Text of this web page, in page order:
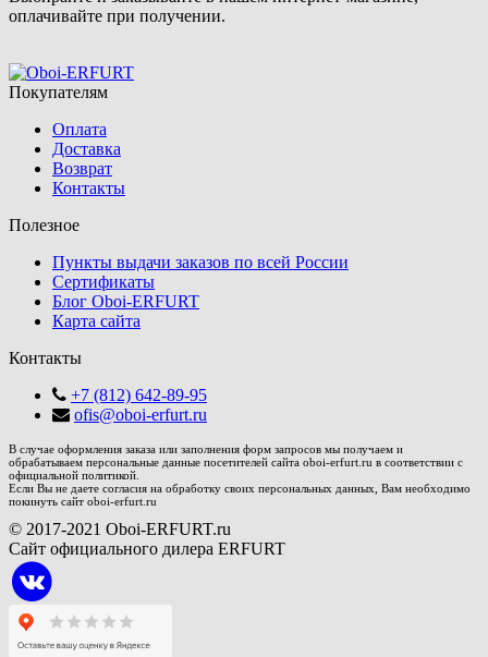
оплачивайте при получении.
Покупателям
Оплата
Доставка
Возврат
Контакты
Полезное
Пункты выдачи заказов по всей России
Сертификаты
Блог Oboi-ERFURT
Карта сайта
Контакты
+7 (812) 642-89-95
ofis@oboi-erfurt.ru
В случае оформления заказа или заполнения форм запросов мы получаем и
обрабатываем персональные данные посетителей сайта oboi-erfurt.ru в соответствии с
официальной политикой.
Если Вы не даете согласия на обработку своих персональных данных, Вам необходимо
покинуть сайт oboi-erfurt.ru
© 2017-2021 Oboi-ERFURT.ru
Сайт официального дилера ERFURT